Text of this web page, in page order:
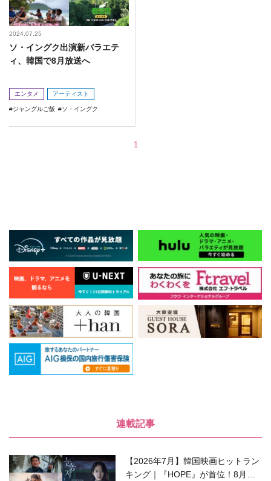
2024.07.25
ソ・イングク出演新バラエテ
ィ、韓国で8月放送へ
エンタメ アーティスト
ジャングルご飯 ソ・イングク
1
連載記事
【2026年7月】韓国映画ヒットラン
キング｜『HOPE』が首位！8月公